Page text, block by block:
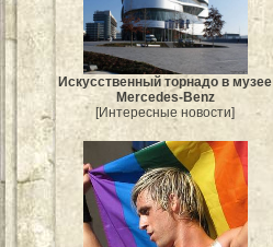
Искусственный торнадо в музее
Mercedes-Benz
[Интересные новости]